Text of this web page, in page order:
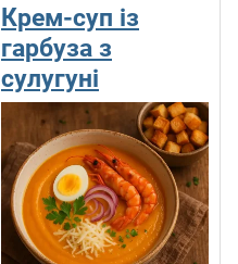
Крем-суп із
гарбуза з
сулугуні